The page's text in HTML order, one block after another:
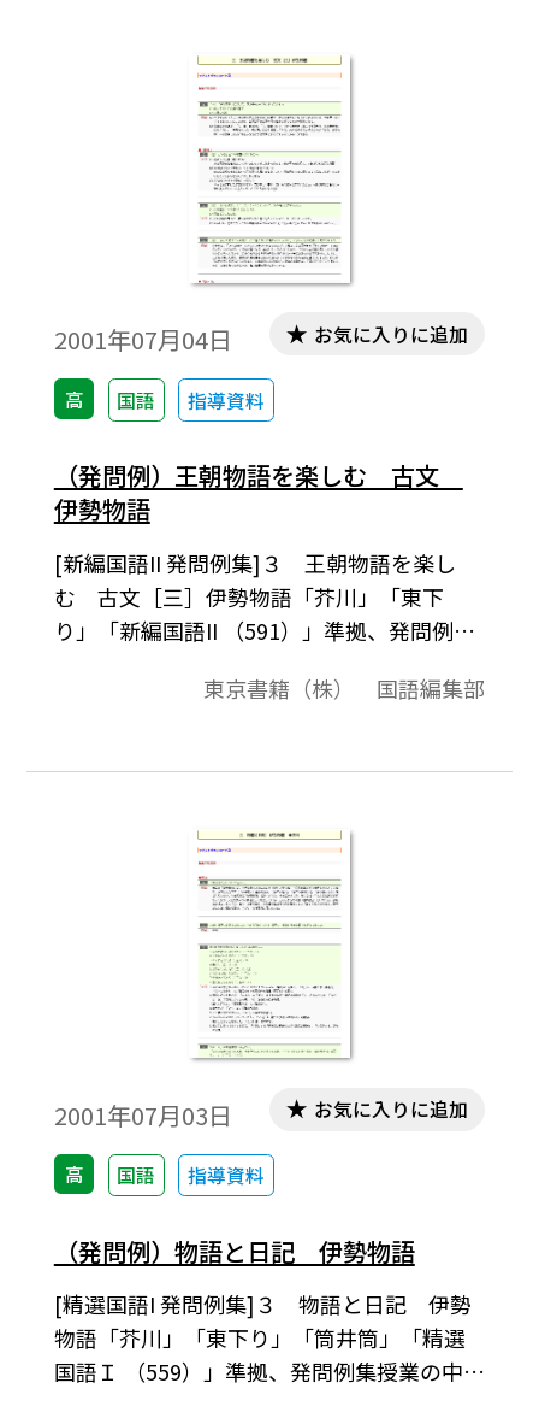
ことにならない、というテーマもあります。
それらを「ＱアンドＡ」形式にまとめてみ
ました。若い先生方の指導のお役に立つこ
とを願って紹介します。今回は古文編９で
2001年07月04日
高 国語 指導資料
お気に入りに追加
（発問例）王朝物語を楽しむ 古文
伊勢物語
[新編国語II 発問例集]３ 王朝物語を楽し
む 古文［三］伊勢物語「芥川」「東下
り」「新編国語II （591）」準拠、発問例集
問題作成されるときの問題の例としてご利
で、テキストデータだけを取り出すことが
工編集してご活用ください｡
東京書籍（株） 国語編集部
2001年07月03日
高 国語 指導資料
お気に入りに追加
（発問例）物語と日記 伊勢物語
[精選国語I 発問例集]３ 物語と日記 伊勢
物語「芥川」「東下り」「筒井筒」「精選
国語Ｉ （559）」準拠、発問例集授業の中で